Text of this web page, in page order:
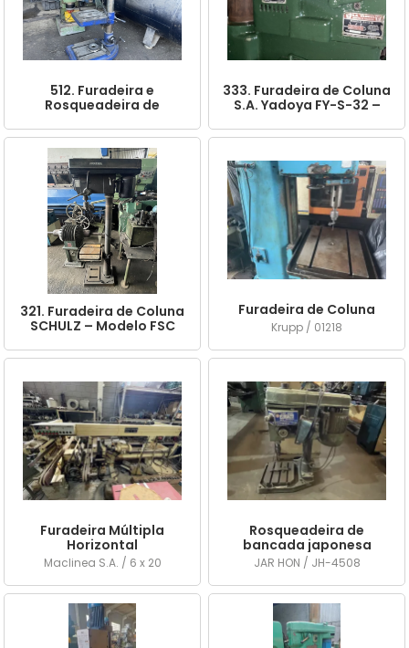
512. Furadeira e
Rosqueadeira de
333. Furadeira de Coluna
S.A. Yadoya FY-S-32 –
321. Furadeira de Coluna
SCHULZ – Modelo FSC
Furadeira de Coluna
Krupp / 01218
Furadeira Múltipla
Horizontal
Maclinea S.A. / 6 x 20
Rosqueadeira de
bancada japonesa
JAR HON / JH-4508